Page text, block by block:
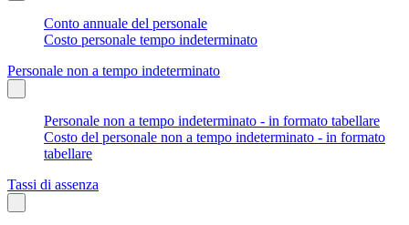
Conto annuale del personale
Costo personale tempo indeterminato
Personale non a tempo indeterminato
Personale non a tempo indeterminato - in formato tabellare
Costo del personale non a tempo indeterminato - in formato
tabellare
Tassi di assenza